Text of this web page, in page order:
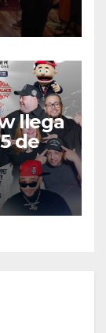
llega
de